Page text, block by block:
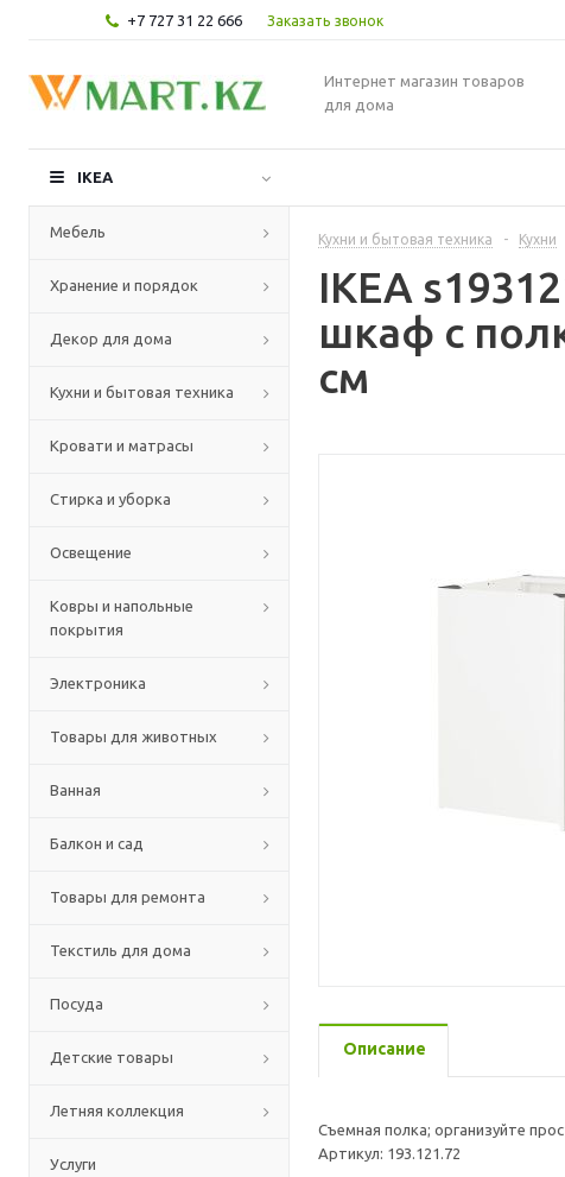
+7 727 31 22 666 Заказать звонок
Интернет магазин товаров
для дома
IKEA
Мебель
Хранение и порядок
Декор для дома
Кухни и бытовая техника
Кровати и матрасы
Стирка и уборка
Освещение
Ковры и напольные
покрытия
Электроника
Товары для животных
Ванная
Балкон и сад
Товары для ремонта
Текстиль для дома
Посуда
Детские товары
Летняя коллекция
Услуги
Кухни и бытовая техника - Кухни
IKEA
шкаф с
см
Описание
Cъемная полка; организуйте
Артикул: 193.121.72